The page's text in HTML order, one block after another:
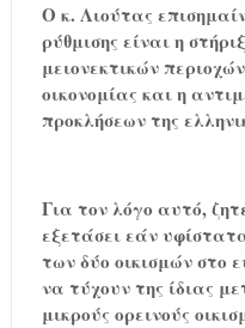
Ο κ. Λιούτας
ρύθμισης είναι η
μειονεκτικών
οικονομίας και η
προκλήσεων της
Για τον λόγο αυτό,
εξετάσει εάν
των δύο οικισμών στο
να τύχουν της ίδιας
μικρούς ορεινούς